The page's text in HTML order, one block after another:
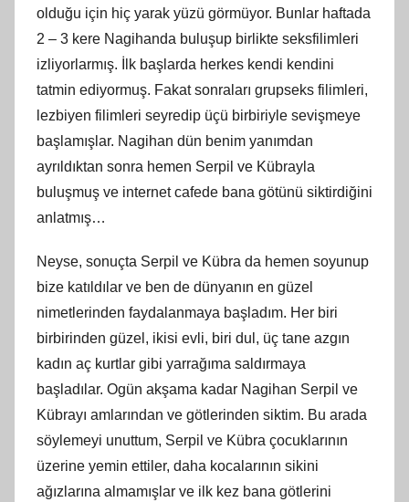
olduğu için hiç yarak yüzü görmüyor. Bunlar haftada
2 – 3 kere Nagihanda buluşup birlikte seksfilimleri
izliyorlarmış. İlk başlarda herkes kendi kendini
tatmin ediyormuş. Fakat sonraları grupseks filimleri,
lezbiyen filimleri seyredip üçü birbiriyle sevişmeye
başlamışlar. Nagihan dün benim yanımdan
ayrıldıktan sonra hemen Serpil ve Kübrayla
buluşmuş ve internet cafede bana götünü siktirdiğini
anlatmış…
Neyse, sonuçta Serpil ve Kübra da hemen soyunup
bize katıldılar ve ben de dünyanın en güzel
nimetlerinden faydalanmaya başladım. Her biri
birbirinden güzel, ikisi evli, biri dul, üç tane azgın
kadın aç kurtlar gibi yarrağıma saldırmaya
başladılar. Ogün akşama kadar Nagihan Serpil ve
Kübrayı amlarından ve götlerinden siktim. Bu arada
söylemeyi unuttum, Serpil ve Kübra çocuklarının
üzerine yemin ettiler, daha kocalarının sikini
ağızlarına almamışlar ve ilk kez bana götlerini